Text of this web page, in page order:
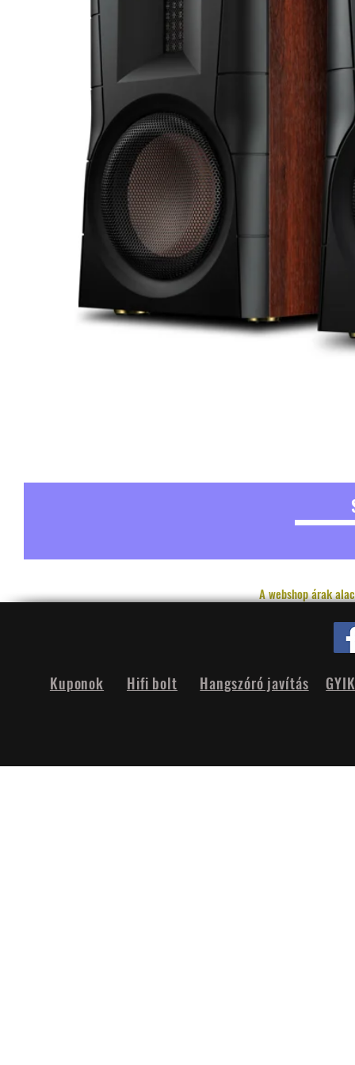
A webshop árak
Hifi bolt
Kuponok Hangszóró javítás GYIK